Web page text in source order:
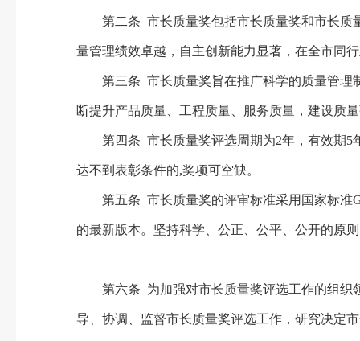
第二条 市长质量奖包括市长质量奖和市长质量
量管理绩效卓越，自主创新能力显著，在全市同
第三条 市长质量奖旨在推广科学的质量管理
断提升产品质量、工程质量、服务质量，建设质
第四条 市长质量奖评选周期为2年，有效期5
达不到表彰条件的,奖项可空缺。
第五条 市长质量奖的评审标准采用国家标准
的最新版本。坚持科学、公正、公平、公开的原
第六条 为加强对市长质量奖评选工作的组织领
导、协调、监督市长质量奖评选工作，研究决定